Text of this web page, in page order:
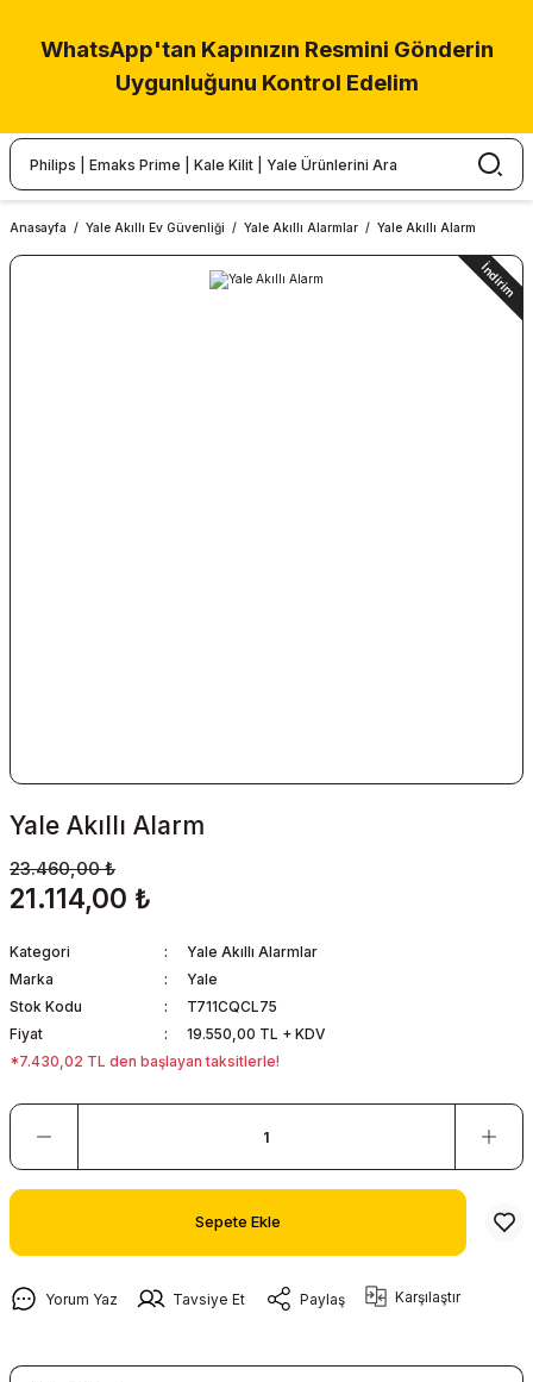
Anasayfa Yale Akıllı Ev Güvenliği Yale Akıllı Alarmlar Yale Akıllı Alarm
İndirim
Yale Akıllı Alarm
23.460,00 ₺
21.114,00 ₺
Kategori
Yale Akıllı Alarmlar
Marka
Yale
Stok Kodu
T711CQCL75
Fiyat
19.550,00 TL + KDV
*7.430,02 TL den başlayan taksitlerle!
Sepete Ekle
Yorum Yaz Tavsiye Et Paylaş Karşılaştır
WhatsApp'tan Kapınızın Resmini Gönderin
Uygunluğunu Kontrol Edelim